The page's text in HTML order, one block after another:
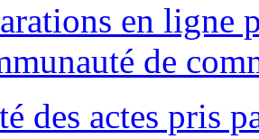
en ligne
de
des actes pris